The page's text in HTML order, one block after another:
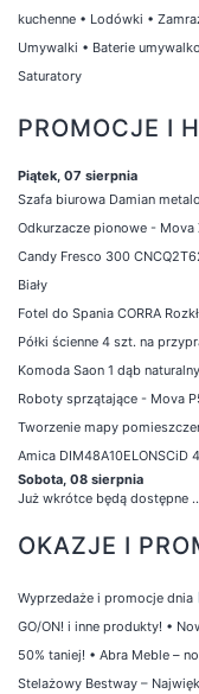
kuchenne • Lodówki •
Umywalki • Baterie
Saturatory
PROMOCJE I
Piątek, 07 sierpnia
Szafa biurowa Damian
Odkurzacze pionowe -
Candy Fresco 300
Biały
Fotel do Spania CORRA
Półki ścienne 4 szt. na
Komoda Saon 1 dąb
Roboty sprzątające - Mova
Tworzenie mapy
Amica DIM48A10ELONSCiD
Sobota, 08 sierpnia
Już wkrótce będą dostępne
OKAZJE I
Wyprzedaże i promocje dnia
GO/ON! i inne produkty! •
50% taniej! • Abra Meble –
Stelażowy Bestway –